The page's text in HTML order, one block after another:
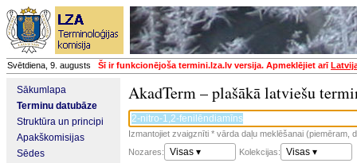
Svētdiena, 9. augusts Šī ir funkcionējoša termini.lza.lv versija. Apmeklējiet arī
Sākumlapa
Terminu datubāze
Struktūra un principi
Apakškomisijas
Sēdes
AkadTerm – plašākā latviešu
Izmantojiet zvaigznīti * vārda daļu meklēšanai (piemēram,
Nozares:
Visas ▾ Kolekcijas: Visas ▾